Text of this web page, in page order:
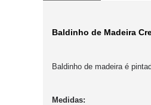
Baldinho de Madeira
Baldinho de madeira é
Medidas: